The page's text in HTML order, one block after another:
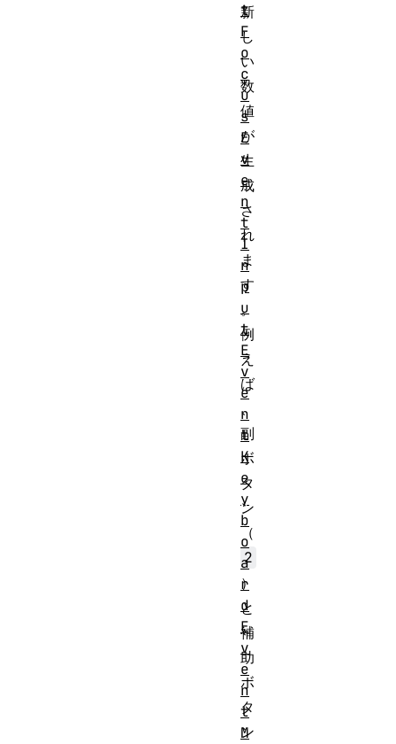
新
し
い
数
値
が
生
成
さ
れ
ま
す
。
例
え
ば
、
副
ボ
タ
ン
（
2
）
と
補
助
ボ
タ
ン
t
F
o
c
u
s
E
v
e
n
t
I
n
p
u
t
E
v
e
n
t
K
e
y
b
o
a
r
d
E
v
e
n
t
M